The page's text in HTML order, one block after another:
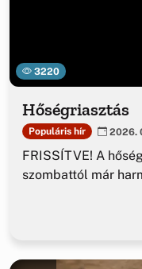
3220
Hőségriasztás
Populáris hír 2026.
FRISSÍTVE! A
szombattól már